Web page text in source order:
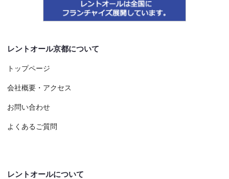
レントオール京都について
トップページ
会社概要・アクセス
お問い合わせ
よくあるご質問
レントオールについて